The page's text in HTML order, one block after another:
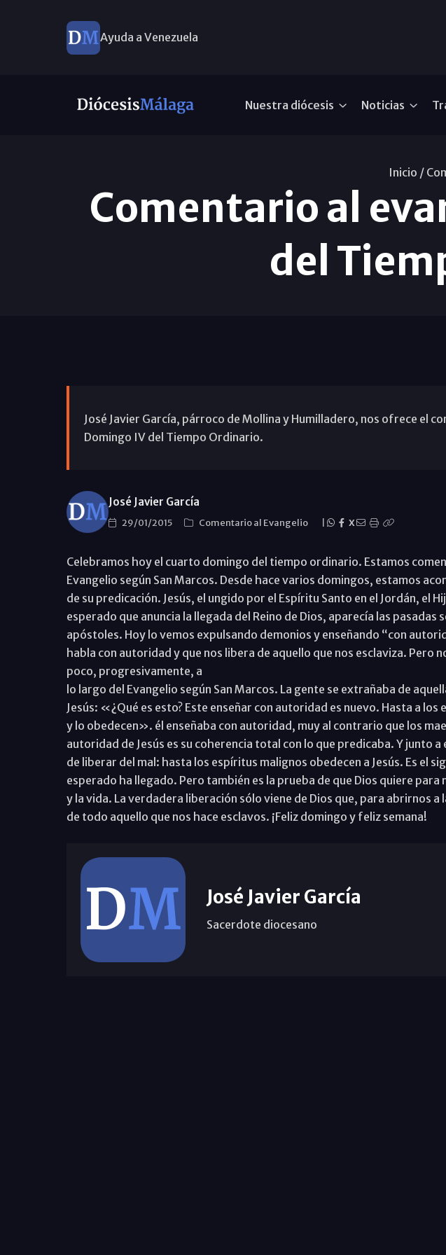
Ayuda a Venezuela
Nuestra diócesis Noticias
Inicio /
Comentario al
del
José Javier García, párroco de Mollina y Humilladero, nos ofrece el
Domingo IV del Tiempo Ordinario.
José Javier García
29/01/2015 Comentario al Evangelio X
Celebramos hoy el cuarto domingo del tiempo ordinario. Estamos
Evangelio según San Marcos. Desde hace varios domingos, estamos
de su predicación. Jesús, el ungido por el Espíritu Santo en el Jordán, el
esperado que anuncia la llegada del Reino de Dios, aparecía las pasadas
apóstoles. Hoy lo vemos expulsando demonios y enseñando “con
habla con autoridad y que nos libera de aquello que nos esclaviza. Pero
poco, progresivamente, a
lo largo del Evangelio según San Marcos. La gente se extrañaba de
Jesús: «¿Qué es esto? Este enseñar con autoridad es nuevo. Hasta a los
y lo obedecen». él enseñaba con autoridad, muy al contrario que los
autoridad de Jesús es su coherencia total con lo que predicaba. Y junto
de liberar del mal: hasta los espíritus malignos obedecen a Jesús. Es el
esperado ha llegado. Pero también es la prueba de que Dios quiere para
y la vida. La verdadera liberación sólo viene de Dios que, para abrirnos a
de todo aquello que nos hace esclavos. ¡Feliz domingo y feliz semana!
José Javier García
Sacerdote diocesano